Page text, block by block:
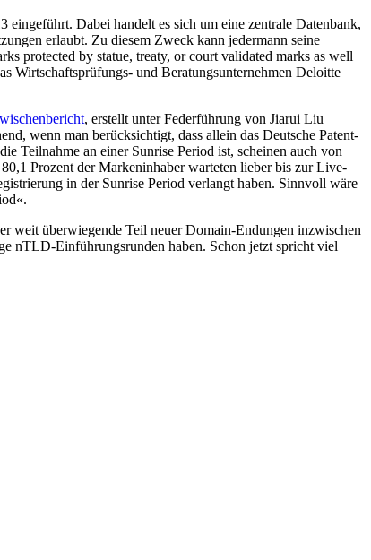
eingeführt. Dabei handelt es sich um eine zentrale Datenbank,
erlaubt. Zu diesem Zweck kann jedermann seine
protected by statue, treaty, or court validated marks as well
Wirtschaftsprüfungs- und Beratungsunternehmen Deloitte
, erstellt unter Federführung von Jiarui Liu
wenn man berücksichtigt, dass allein das Deutsche Patent-
Teilnahme an einer Sunrise Period ist, scheinen auch von
Prozent der Markeninhaber warteten lieber bis zur Live-
in der Sunrise Period verlangt haben. Sinnvoll wäre
weit überwiegende Teil neuer Domain-Endungen inzwischen
nTLD-Einführungsrunden haben. Schon jetzt spricht viel